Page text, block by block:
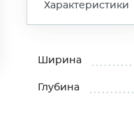
Характеристики
Ширина
Глубина